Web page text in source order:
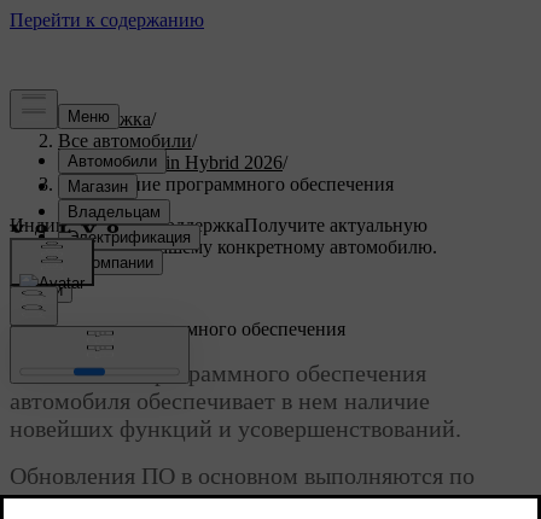
Поддержка/
Все автомобили/
XC90 Plug-in Hybrid 2026/
Обновление программного обеспечения
Индивидуальная поддержкаПолучите актуальную
информацию по вашему конкретному автомобилю.
Войти
Обновление программного обеспечения
Обновление программного обеспечения
автомобиля обеспечивает в нем наличие
новейших функций и усовершенствований.
Обновления ПО в основном выполняются по
беспроводной сети (OTA). Если для вашего